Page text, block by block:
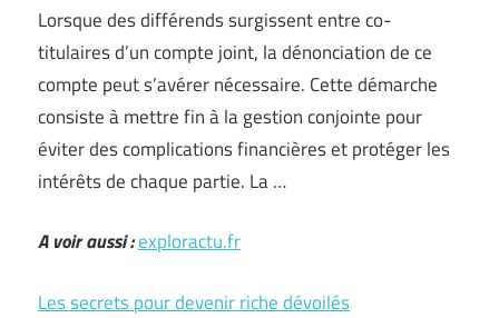
Lorsque des différends surgissent entre co-
titulaires d’un compte joint, la dénonciation de ce
compte peut s’avérer nécessaire. Cette démarche
consiste à mettre fin à la gestion conjointe pour
éviter des complications financières et protéger les
intérêts de chaque partie. La …
A voir aussi :exploractu.fr
Les secrets pour devenir riche dévoilés